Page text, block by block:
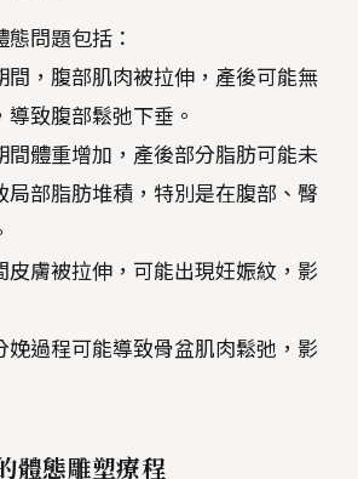
問題包括：
間，腹部肌肉被拉伸，產後可能無
致腹部鬆弛下垂。
間體重增加，產後部分脂肪可能未
局部脂肪堆積，特別是在腹部、臀
皮膚被拉伸，可能出現妊娠紋，影
娩過程可能導致骨盆肌肉鬆弛，影
體態雕塑療程